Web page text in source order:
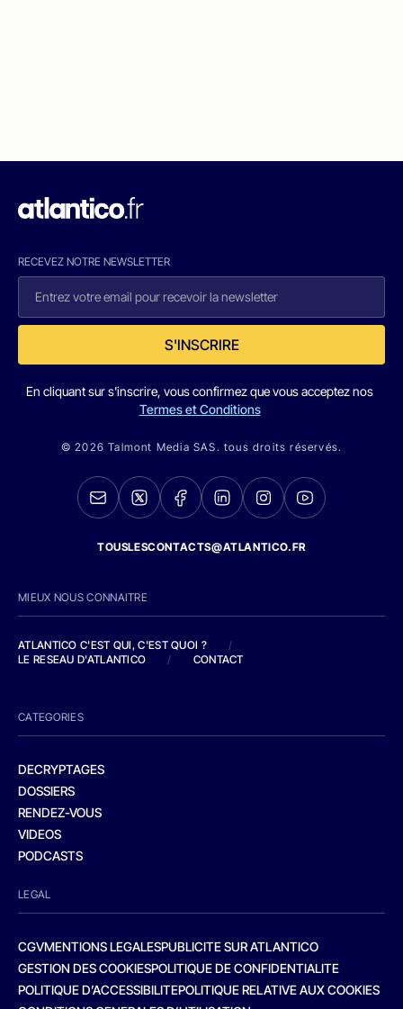
RECEVEZ NOTRE NEWSLETTER
S'INSCRIRE
En cliquant sur s'inscrire, vous confirmez que vous acceptez nos
Termes et Conditions
© 2026 Talmont Media SAS. tous droits réservés.
TOUSLESCONTACTS@ATLANTICO.FR
MIEUX NOUS CONNAITRE
ATLANTICO C'EST QUI, C'EST QUOI ?
/
LE RESEAU D'ATLANTICO
/ CONTACT
CATEGORIES
DECRYPTAGES
DOSSIERS
RENDEZ-VOUS
VIDEOS
PODCASTS
LEGAL
CGVMENTIONS LEGALESPUBLICITE SUR ATLANTICO
GESTION DES COOKIESPOLITIQUE DE CONFIDENTIALITE
POLITIQUE D’ACCESSIBILITEPOLITIQUE RELATIVE AUX COOKIES